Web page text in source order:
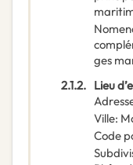
ges
2.1.2. Lieu
Ville:
Code